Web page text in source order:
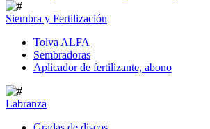
Siembra y Fertilización
Tolva ALFA
Sembradoras
Aplicador de fertilizante, abono
Labranza